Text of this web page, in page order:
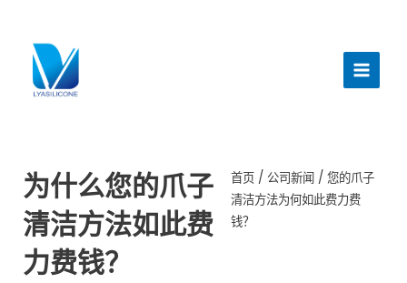
菜
为什么您的爪子
清洁方法如此费
力费钱？
首页 / 公司新闻 / 您的爪子
清洁方法为何如此费力费
钱？